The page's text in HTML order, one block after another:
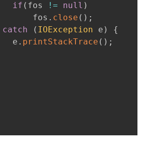
if ( fos != null )
fos
. close ( ) ;
catch ( IOException e )
{
e
. printStackTrace ( ) ;